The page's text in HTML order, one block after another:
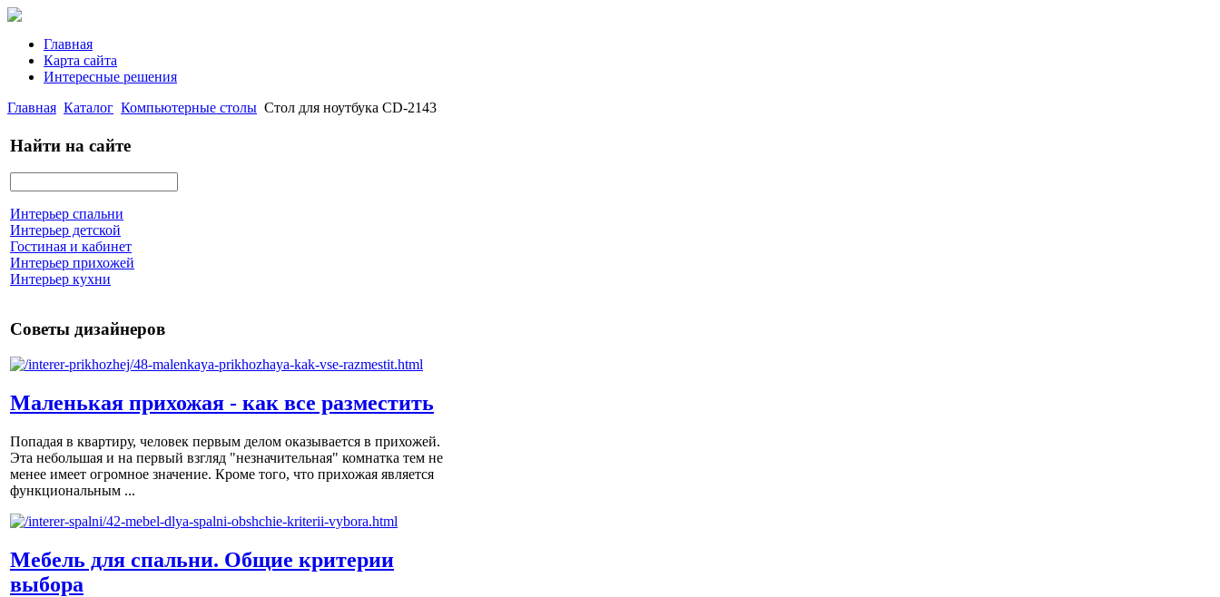
Главная
Карта сайта
Интересные решения
Главная Каталог Компьютерные столы Стол для ноутбука CD-2143
Найти на сайте
Интерьер спальни
Интерьер детской
Гостиная и кабинет
Интерьер прихожей
Интерьер кухни
Советы дизайнеров
Маленькая прихожая - как все разместить
Попадая в квартиру, человек первым делом оказывается в прихожей.
Эта небольшая и на первый взгляд "незначительная" комнатка тем не
менее имеет огромное значение. Кроме того, что прихожая является
функциональным ...
Мебель для спальни. Общие критерии
выбора